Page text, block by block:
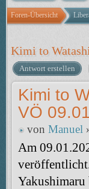
Foren-Übersicht
Kimi to
Antwort erstellen
Kimi to
VÖ
von Manuel
Am